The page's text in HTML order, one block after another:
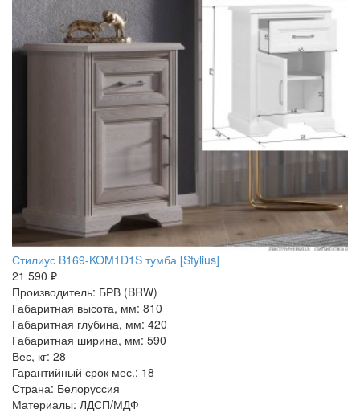
Стилиус B169-KOM1D1S тумба [Stylius]
21 590 ₽
Производитель: БРВ (BRW)
Габаритная высота, мм: 810
Габаритная глубина, мм: 420
Габаритная ширина, мм: 590
Вес, кг: 28
Гарантийный срок мес.: 18
Страна: Белоруссия
Материалы: ЛДСП/МДФ